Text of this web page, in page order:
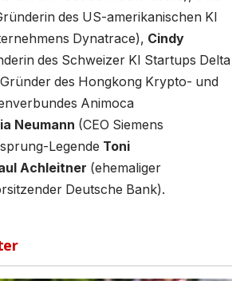
des US-amerikanischen KI
Dynatrace), Cindy
des Schweizer KI Startups Delta
des Hongkong Krypto- und
Animoca
Neumann (CEO Siemens
Legende Toni
Achleitner (ehemaliger
Deutsche Bank).